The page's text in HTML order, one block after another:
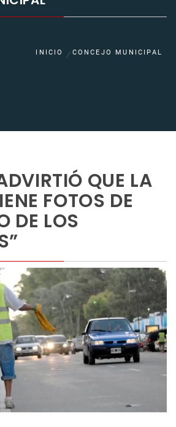
INICIO CONCEJO MUNICIPAL
QUE LA
FOTOS DE
DE LOS